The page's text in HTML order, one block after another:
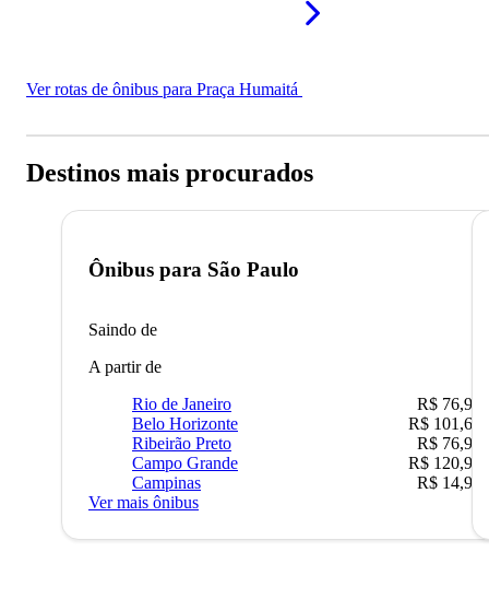
Ver rotas de ônibus para Praça Humaitá
Destinos mais procurados
Ônibus para São Paulo
Saindo de
A partir de
Rio de Janeiro
R$ 76,90
Belo Horizonte
R$ 101,67
Ribeirão Preto
R$ 76,90
Campo Grande
R$ 120,90
Campinas
R$ 14,90
Ver mais ônibus